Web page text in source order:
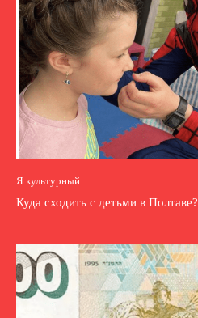
Я культурный
Куда сходить с детьми в Полтаве?